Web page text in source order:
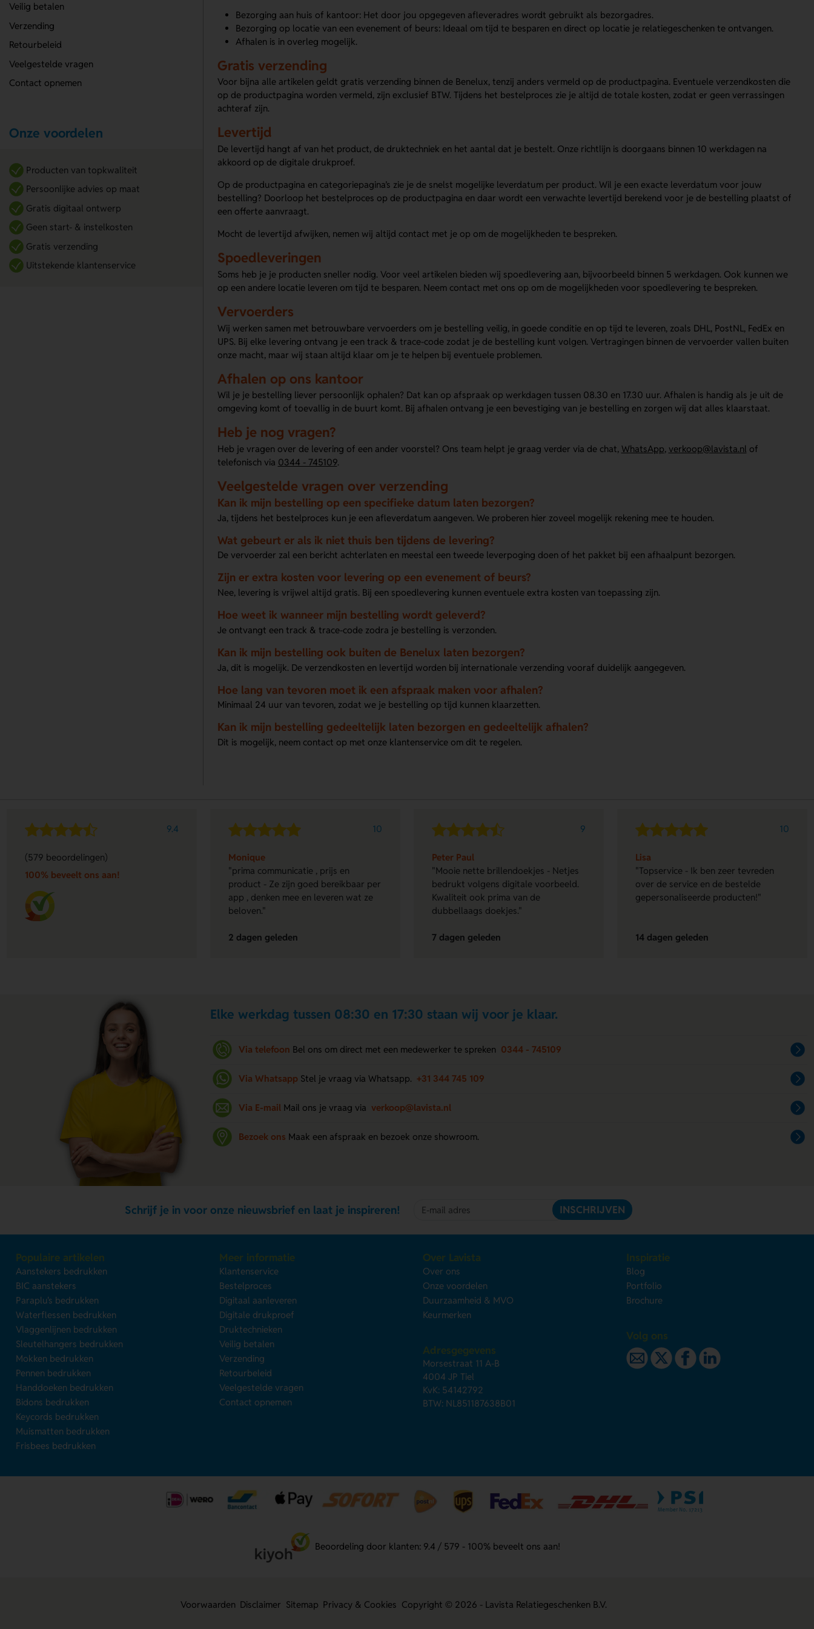
Bezorging aan huis of kantoor: Het door jou opgegeven afleveradres wordt gebruikt als bezorgadres.
Bezorging op locatie van een evenement of beurs: Ideaal om tijd te besparen en direct op locatie je relatiegeschenken te ontvangen.
Afhalen is in overleg mogelijk.
Gratis verzending
Voor bijna alle artikelen geldt gratis verzending binnen de Benelux, tenzij anders vermeld op de productpagina. Eventuele verzendkosten die
op de productpagina worden vermeld, zijn exclusief BTW. Tijdens het bestelproces zie je altijd de totale kosten, zodat er geen verrassingen
achteraf zijn.
Levertijd
De levertijd hangt af van het product, de druktechniek en het aantal dat je bestelt. Onze richtlijn is doorgaans binnen 10 werkdagen na
akkoord op de digitale drukproef.
Op de productpagina en categoriepagina’s zie je de snelst mogelijke leverdatum per product. Wil je een exacte leverdatum voor jouw
bestelling? Doorloop het bestelproces op de productpagina en daar wordt een verwachte levertijd berekend voor je de bestelling plaatst of
een offerte aanvraagt.
Mocht de levertijd afwijken, nemen wij altijd contact met je op om de mogelijkheden te bespreken.
Spoedleveringen
Soms heb je je producten sneller nodig. Voor veel artikelen bieden wij spoedlevering aan, bijvoorbeeld binnen 5 werkdagen. Ook kunnen we
op een andere locatie leveren om tijd te besparen. Neem contact met ons op om de mogelijkheden voor spoedlevering te bespreken.
Vervoerders
Wij werken samen met betrouwbare vervoerders om je bestelling veilig, in goede conditie en op tijd te leveren, zoals DHL, PostNL, FedEx en
UPS. Bij elke levering ontvang je een track & trace-code zodat je de bestelling kunt volgen. Vertragingen binnen de vervoerder vallen buiten
onze macht, maar wij staan altijd klaar om je te helpen bij eventuele problemen.
Afhalen op ons kantoor
Wil je je bestelling liever persoonlijk ophalen? Dat kan op afspraak op werkdagen tussen 08.30 en 17.30 uur. Afhalen is handig als je uit de
omgeving komt of toevallig in de buurt komt. Bij afhalen ontvang je een bevestiging van je bestelling en zorgen wij dat alles klaarstaat.
Heb je nog vragen?
Heb je vragen over de levering of een ander voorstel? Ons team helpt je graag verder via de chat, WhatsApp, verkoop@lavista.nl of
telefonisch via 0344 - 745109.
Veelgestelde vragen over verzending
Kan ik mijn bestelling op een specifieke datum laten bezorgen?
Ja, tijdens het bestelproces kun je een afleverdatum aangeven. We proberen hier zoveel mogelijk rekening mee te houden.
Wat gebeurt er als ik niet thuis ben tijdens de levering?
De vervoerder zal een bericht achterlaten en meestal een tweede leverpoging doen of het pakket bij een afhaalpunt bezorgen.
Zijn er extra kosten voor levering op een evenement of beurs?
Nee, levering is vrijwel altijd gratis. Bij een spoedlevering kunnen eventuele extra kosten van toepassing zijn.
Hoe weet ik wanneer mijn bestelling wordt geleverd?
Je ontvangt een track & trace-code zodra je bestelling is verzonden.
Kan ik mijn bestelling ook buiten de Benelux laten bezorgen?
Ja, dit is mogelijk. De verzendkosten en levertijd worden bij internationale verzending vooraf duidelijk aangegeven.
Hoe lang van tevoren moet ik een afspraak maken voor afhalen?
Minimaal 24 uur van tevoren, zodat we je bestelling op tijd kunnen klaarzetten.
Kan ik mijn bestelling gedeeltelijk laten bezorgen en gedeeltelijk afhalen?
Dit is mogelijk, neem contact op met onze klantenservice om dit te regelen.
Veilig betalen
Verzending
Retourbeleid
Veelgestelde vragen
Contact opnemen
Onze voordelen
Producten van topkwaliteit
Persoonlijke advies op maat
Gratis digitaal ontwerp
Geen start- & instelkosten
Gratis verzending
Uitstekende klantenservice
9.4
(579 beoordelingen)
100% beveelt ons aan!
10
Monique
"prima communicatie , prijs en
product - Ze zijn goed bereikbaar per
app , denken mee en leveren wat ze
beloven."
2 dagen geleden
9
Peter Paul
"Mooie nette brillendoekjes - Netjes
bedrukt volgens digitale voorbeeld.
Kwaliteit ook prima van de
dubbellaags doekjes."
7 dagen geleden
10
Lisa
"Topservice - Ik ben zeer tevreden
over de service en de bestelde
gepersonaliseerde producten!"
14 dagen geleden
Elke werkdag tussen 08:30 en 17:30 staan wij voor je klaar.
Via telefoon Bel ons om direct met een medewerker te spreken 0344 - 745109
Via Whatsapp Stel je vraag via Whatsapp. +31 344 745 109
Via E-mail Mail ons je vraag via verkoop@lavista.nl
Bezoek ons Maak een afspraak en bezoek onze showroom.
Schrijf je in voor onze nieuwsbrief en laat je inspireren! INSCHRIJVEN
Populaire artikelen
Aanstekers bedrukken
BIC aanstekers
Paraplu's bedrukken
Waterflessen bedrukken
Vlaggenlijnen bedrukken
Sleutelhangers bedrukken
Mokken bedrukken
Pennen bedrukken
Handdoeken bedrukken
Bidons bedrukken
Keycords bedrukken
Muismatten bedrukken
Frisbees bedrukken
Meer informatie
Klantenservice
Bestelproces
Digitaal aanleveren
Digitale drukproef
Druktechnieken
Veilig betalen
Verzending
Retourbeleid
Veelgestelde vragen
Contact opnemen
Over Lavista
Over ons
Onze voordelen
Duurzaamheid & MVO
Keurmerken
Adresgegevens
Morsestraat 11 A-B
4004 JP Tiel
KvK: 54142792
BTW: NL851187638B01
Inspiratie
Blog
Portfolio
Brochure
Volg ons
Beoordeling door klanten: 9.4 / 579 - 100% beveelt ons aan!
Voorwaarden Disclaimer Sitemap Privacy & Cookies Copyright © 2026 - Lavista Relatiegeschenken B.V.